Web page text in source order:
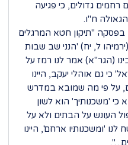
גדולים, כי פגיעה
ח"ו.
"תיקון חטא המרגלים
ל, יח) 'הנני שב שבות
(הגר"א) אמר לנו רמז על
כי גם אוהלי יעקב, היינו
על פי מה שמובא במדרש
'משכנותיך' הוא לשון
העונש על הבתים ולא על
'ומשכנותיו ארחם', היינו